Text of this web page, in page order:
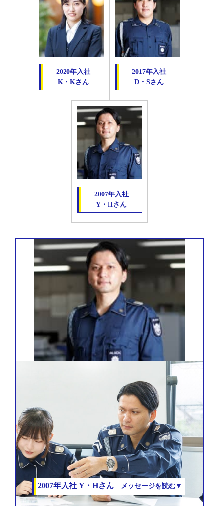
2020年入社
K・Kさん
2017年入社
D・Sさん
2007年入社
Y・Hさん
2007年入社 Y・Hさん メッセージを読む▼